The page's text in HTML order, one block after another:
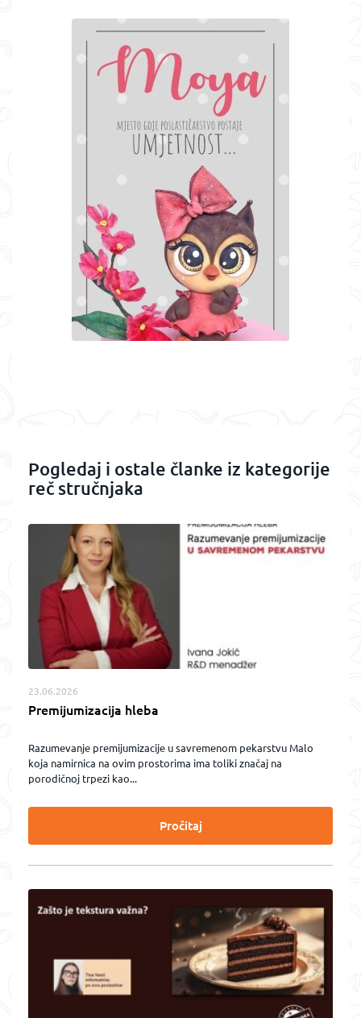
Pogledaj i ostale članke iz kategorije
reč stručnjaka
23.06.2026
Premijumizacija hleba
Razumevanje premijumizacije u savremenom pekarstvu Malo
koja namirnica na ovim prostorima ima toliki značaj na
porodičnoj trpezi kao...
Pročitaj